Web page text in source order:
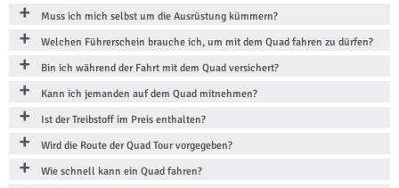
Muss ich mich selbst um die Ausrüstung kümmern?
Welchen Führerschein brauche ich, um mit dem Quad fahren zu dürfen?
Bin ich während der Fahrt mit dem Quad versichert?
Kann ich jemanden auf dem Quad mitnehmen?
Ist der Treibstoff im Preis enthalten?
Wird die Route der Quad Tour vorgegeben?
Wie schnell kann ein Quad fahren?